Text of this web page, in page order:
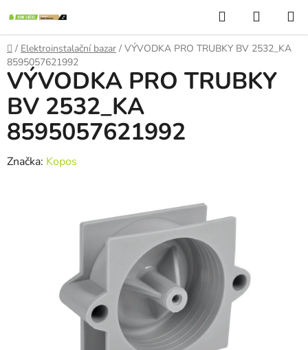
na
obsah
Hledat
KOŠÍK
Domů
/ Elektroinstalační bazar / VÝVODKA PRO TRUBKY BV 2532_KA
8595057621992
VÝVODKA PRO TRUBKY
BV 2532_KA
8595057621992
Značka: Kopos